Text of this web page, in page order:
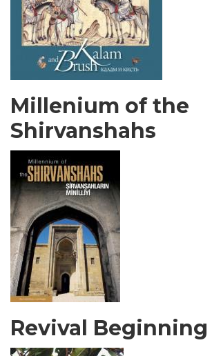
Millenium of the
Shirvanshahs
Revival Beginning